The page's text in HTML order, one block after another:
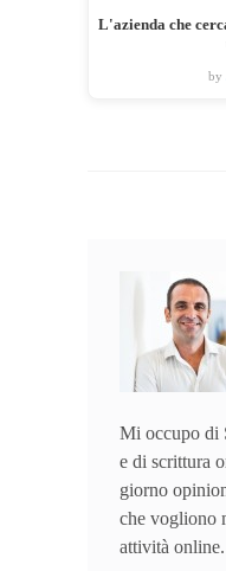
L'azienda che
by
Mi occupo di
e di scrittura
giorno
che vogliono
attività online.